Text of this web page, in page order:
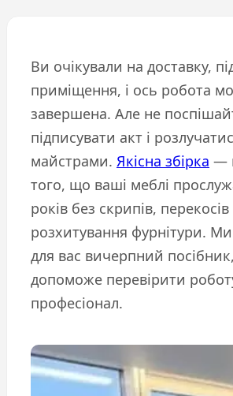
Ви очікували на доставку,
приміщення, і ось робота
завершена. Але не
підписувати акт і
майстрами. Якісна збірка —
того, що ваші меблі
років без скрипів, перекосів
розхитування фурнітури. Ми
для вас вичерпний
допоможе перевірити
професіонал.